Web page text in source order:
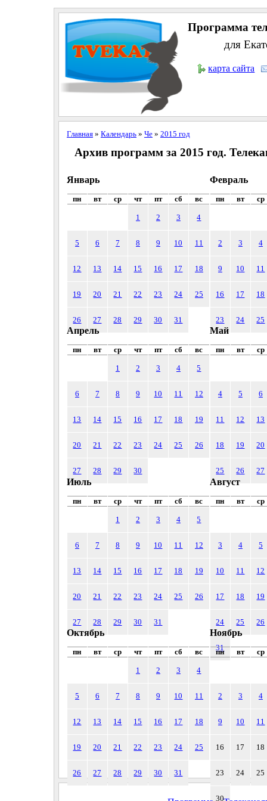
Программа
для
карта сайта
Главная» Календарь» Че» 2015 год
Архив программ за 2015 год.
Январь
пн вт ср чт пт сб вс
1 2 3 4
5 6 7 8 9 10 11
12 13 14 15 16 17 18
19 20 21 22 23 24 25
26 27 28 29 30 31
Февраль
пн вт ср
2 3 4
9 10 11
16 17 18
23 24 25
Апрель
пн вт ср чт пт сб вс
1 2 3 4 5
6 7 8 9 10 11 12
13 14 15 16 17 18 19
20 21 22 23 24 25 26
27 28 29 30
Май
пн вт ср
4 5 6
11 12 13
18 19 20
25 26 27
Июль
пн вт ср чт пт сб вс
1 2 3 4 5
6 7 8 9 10 11 12
13 14 15 16 17 18 19
20 21 22 23 24 25 26
27 28 29 30 31
Август
пн вт ср
3 4 5
10 11 12
17 18 19
24 25 26
31
Октябрь
пн вт ср чт пт сб вс
1 2 3 4
5 6 7 8 9 10 11
12 13 14 15 16 17 18
19 20 21 22 23 24 25
26 27 28 29 30 31
Ноябрь
пн вт ср
2 3 4
9 10 11
16 17 18
23 24 25
30